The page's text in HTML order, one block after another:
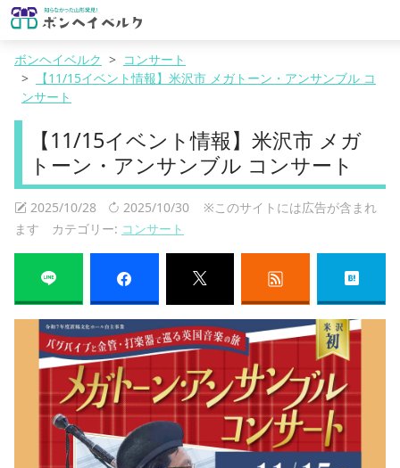
ボンヘイベルク
コンサート
【11/15イベント情報】米沢市 メガトーン・アンサンブル コ
ンサート
【11/15イベント情報】米沢市 メガ
トーン・アンサンブル コンサート
2025/10/28 2025/10/30 ※このサイトには広告が含まれ
ます カテゴリー: コンサート